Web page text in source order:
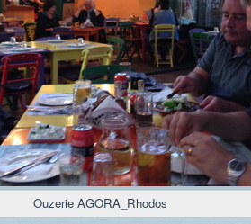
Ouzerie AGORA_Rhodos